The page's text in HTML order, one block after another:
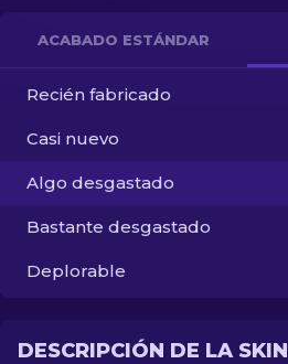
Otro
ACABADO ESTÁNDAR
Recién fabricado
Casi nuevo
Algo desgastado
Bastante desgastado
Deplorable
DESCRIPCIÓN DE LA SKIN